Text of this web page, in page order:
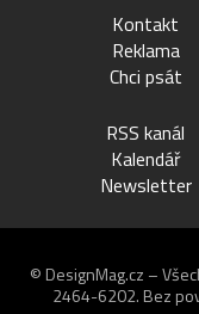
Kontakt
Reklama
Chci psát
RSS kanál
Kalendář
Newsletter
© DesignMag.cz –
2464-6202. Bez